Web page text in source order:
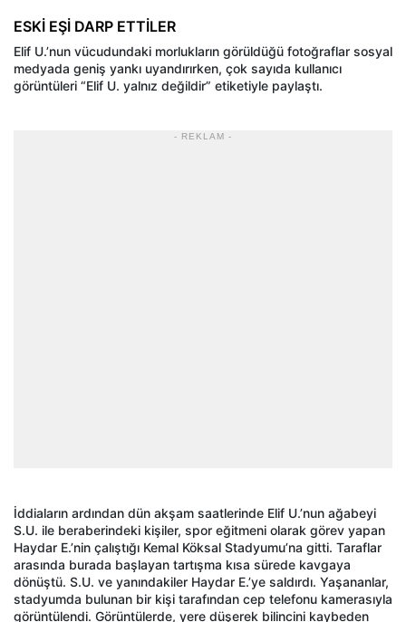
ESKİ EŞİ DARP ETTİLER
Elif U.’nun vücudundaki morlukların görüldüğü fotoğraflar sosyal
medyada geniş yankı uyandırırken, çok sayıda kullanıcı
görüntüleri “Elif U. yalnız değildir” etiketiyle paylaştı.
- REKLAM -
İddiaların ardından dün akşam saatlerinde Elif U.’nun ağabeyi
S.U. ile beraberindeki kişiler, spor eğitmeni olarak görev yapan
Haydar E.’nin çalıştığı Kemal Köksal Stadyumu’na gitti. Taraflar
arasında burada başlayan tartışma kısa sürede kavgaya
dönüştü. S.U. ve yanındakiler Haydar E.’ye saldırdı. Yaşananlar,
stadyumda bulunan bir kişi tarafından cep telefonu kamerasıyla
görüntülendi. Görüntülerde, yere düşerek bilincini kaybeden